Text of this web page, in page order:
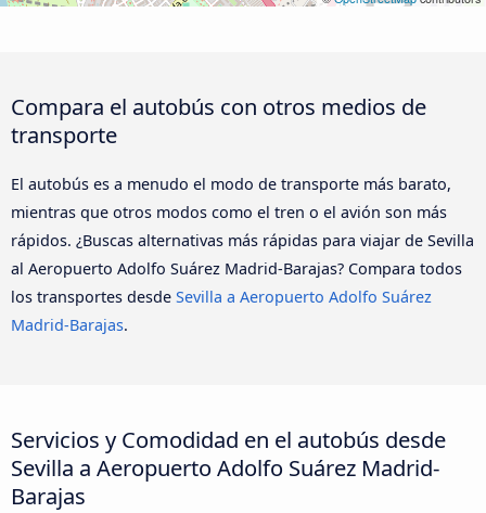
Compara el autobús con otros medios de
transporte
El autobús es a menudo el modo de transporte más barato,
mientras que otros modos como el tren o el avión son más
rápidos. ¿Buscas alternativas más rápidas para viajar de Sevilla
al Aeropuerto Adolfo Suárez Madrid-Barajas? Compara todos
los transportes desde Sevilla a Aeropuerto Adolfo Suárez
Madrid-Barajas.
Servicios y Comodidad en el autobús desde
Sevilla a Aeropuerto Adolfo Suárez Madrid-
Barajas